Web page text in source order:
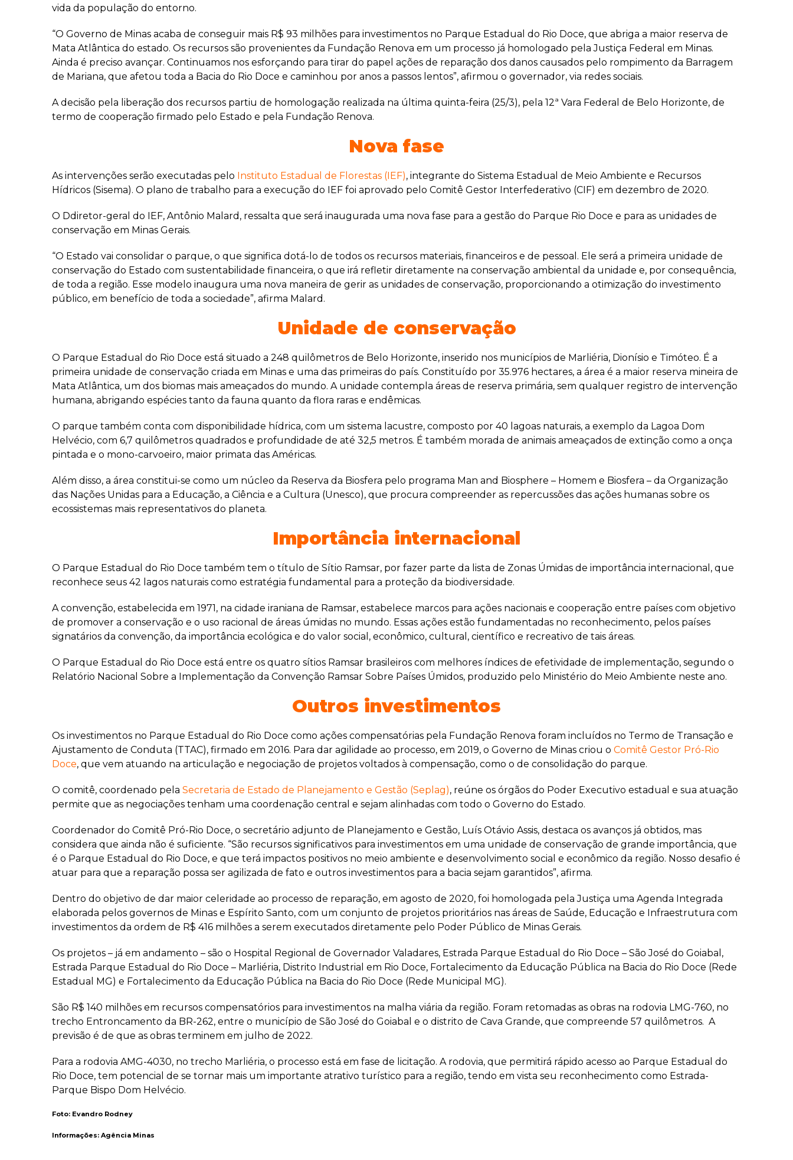
vida da população do entorno.
“O Governo de Minas acaba de conseguir mais R$ 93 milhões para investimentos no Parque Estadual do Rio Doce, que abriga a maior reserva de
Mata Atlântica do estado. Os recursos são provenientes da Fundação Renova em um processo já homologado pela Justiça Federal em Minas.
Ainda é preciso avançar. Continuamos nos esforçando para tirar do papel ações de reparação dos danos causados pelo rompimento da Barragem
de Mariana, que afetou toda a Bacia do Rio Doce e caminhou por anos a passos lentos”, afirmou o governador, via redes sociais.
A decisão pela liberação dos recursos partiu de homologação realizada na última quinta-feira (25/3), pela 12ª Vara Federal de Belo Horizonte, de
termo de cooperação firmado pelo Estado e pela Fundação Renova.
Nova fase
As intervenções serão executadas pelo Instituto Estadual de Florestas (IEF), integrante do Sistema Estadual de Meio Ambiente e Recursos
Hídricos (Sisema). O plano de trabalho para a execução do IEF foi aprovado pelo Comitê Gestor Interfederativo (CIF) em dezembro de 2020.
O Ddiretor-geral do IEF, Antônio Malard, ressalta que será inaugurada uma nova fase para a gestão do Parque Rio Doce e para as unidades de
conservação em Minas Gerais.
“O Estado vai consolidar o parque, o que significa dotá-lo de todos os recursos materiais, financeiros e de pessoal. Ele será a primeira unidade de
conservação do Estado com sustentabilidade financeira, o que irá refletir diretamente na conservação ambiental da unidade e, por consequência,
de toda a região. Esse modelo inaugura uma nova maneira de gerir as unidades de conservação, proporcionando a otimização do investimento
público, em benefício de toda a sociedade”, afirma Malard.
Unidade de conservação
O Parque Estadual do Rio Doce está situado a 248 quilômetros de Belo Horizonte, inserido nos municípios de Marliéria, Dionísio e Timóteo. É a
primeira unidade de conservação criada em Minas e uma das primeiras do país. Constituído por 35.976 hectares, a área é a maior reserva mineira de
Mata Atlântica, um dos biomas mais ameaçados do mundo. A unidade contempla áreas de reserva primária, sem qualquer registro de intervenção
humana, abrigando espécies tanto da fauna quanto da flora raras e endêmicas.
O parque também conta com disponibilidade hídrica, com um sistema lacustre, composto por 40 lagoas naturais, a exemplo da Lagoa Dom
Helvécio, com 6,7 quilômetros quadrados e profundidade de até 32,5 metros. É também morada de animais ameaçados de extinção como a onça
pintada e o mono-carvoeiro, maior primata das Américas.
Além disso, a área constitui-se como um núcleo da Reserva da Biosfera pelo programa Man and Biosphere – Homem e Biosfera – da Organização
das Nações Unidas para a Educação, a Ciência e a Cultura (Unesco), que procura compreender as repercussões das ações humanas sobre os
ecossistemas mais representativos do planeta.
Importância internacional
O Parque Estadual do Rio Doce também tem o título de Sítio Ramsar, por fazer parte da lista de Zonas Úmidas de importância internacional, que
reconhece seus 42 lagos naturais como estratégia fundamental para a proteção da biodiversidade.
A convenção, estabelecida em 1971, na cidade iraniana de Ramsar, estabelece marcos para ações nacionais e cooperação entre países com objetivo
de promover a conservação e o uso racional de áreas úmidas no mundo. Essas ações estão fundamentadas no reconhecimento, pelos países
signatários da convenção, da importância ecológica e do valor social, econômico, cultural, científico e recreativo de tais áreas.
O Parque Estadual do Rio Doce está entre os quatro sítios Ramsar brasileiros com melhores índices de efetividade de implementação, segundo o
Relatório Nacional Sobre a Implementação da Convenção Ramsar Sobre Países Úmidos, produzido pelo Ministério do Meio Ambiente neste ano.
Outros investimentos
Os investimentos no Parque Estadual do Rio Doce como ações compensatórias pela Fundação Renova foram incluídos no Termo de Transação e
Ajustamento de Conduta (TTAC), firmado em 2016. Para dar agilidade ao processo, em 2019, o Governo de Minas criou o Comitê Gestor Pró-Rio
Doce, que vem atuando na articulação e negociação de projetos voltados à compensação, como o de consolidação do parque.
O comitê, coordenado pela Secretaria de Estado de Planejamento e Gestão (Seplag), reúne os órgãos do Poder Executivo estadual e sua atuação
permite que as negociações tenham uma coordenação central e sejam alinhadas com todo o Governo do Estado.
Coordenador do Comitê Pró-Rio Doce, o secretário adjunto de Planejamento e Gestão, Luís Otávio Assis, destaca os avanços já obtidos, mas
considera que ainda não é suficiente. “São recursos significativos para investimentos em uma unidade de conservação de grande importância, que
é o Parque Estadual do Rio Doce, e que terá impactos positivos no meio ambiente e desenvolvimento social e econômico da região. Nosso desafio é
atuar para que a reparação possa ser agilizada de fato e outros investimentos para a bacia sejam garantidos”, afirma.
Dentro do objetivo de dar maior celeridade ao processo de reparação, em agosto de 2020, foi homologada pela Justiça uma Agenda Integrada
elaborada pelos governos de Minas e Espírito Santo, com um conjunto de projetos prioritários nas áreas de Saúde, Educação e Infraestrutura com
investimentos da ordem de R$ 416 milhões a serem executados diretamente pelo Poder Público de Minas Gerais.
Os projetos – já em andamento – são o Hospital Regional de Governador Valadares, Estrada Parque Estadual do Rio Doce – São José do Goiabal,
Estrada Parque Estadual do Rio Doce – Marliéria, Distrito Industrial em Rio Doce, Fortalecimento da Educação Pública na Bacia do Rio Doce (Rede
Estadual MG) e Fortalecimento da Educação Pública na Bacia do Rio Doce (Rede Municipal MG).
São R$ 140 milhões em recursos compensatórios para investimentos na malha viária da região. Foram retomadas as obras na rodovia LMG-760, no
trecho Entroncamento da BR-262, entre o município de São José do Goiabal e o distrito de Cava Grande, que compreende 57 quilômetros. A
previsão é de que as obras terminem em julho de 2022.
Para a rodovia AMG-4030, no trecho Marliéria, o processo está em fase de licitação. A rodovia, que permitirá rápido acesso ao Parque Estadual do
Rio Doce, tem potencial de se tornar mais um importante atrativo turístico para a região, tendo em vista seu reconhecimento como Estrada-
Parque Bispo Dom Helvécio.
Foto: Evandro Rodney
Informações: Agência Minas